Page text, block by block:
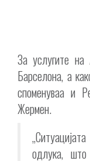
За услугите на
Барселона, а
споменуваа и
Жермен.
одлука,